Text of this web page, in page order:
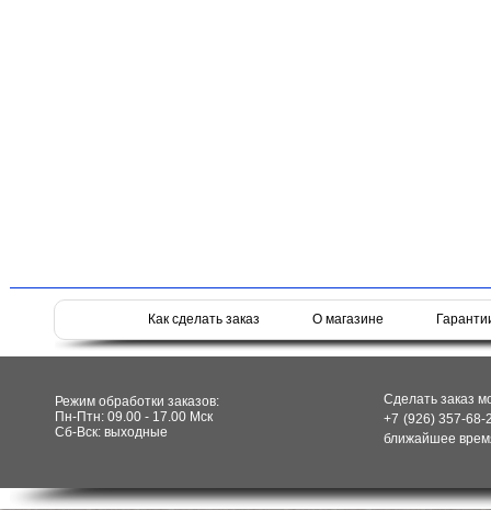
Как сделать заказ О магазине
Режим обработки заказов:
Пн-Птн: 09.00 - 17.00 Мск
Сб-Вск: выходные
Сделать заказ
+7 (926) 357-
ближайшее